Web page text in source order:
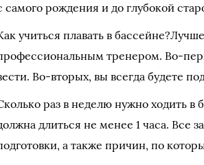
самого рождения и до глубокой
учиться плавать в
тренером. Во-
Во-вторых, вы всегда будете
раз в неделю нужно ходить в
длиться не менее 1 часа. Все
а также причин, по